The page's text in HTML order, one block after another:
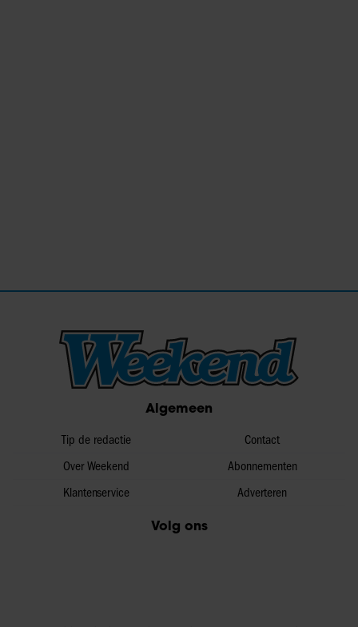
Algemeen
Tip de redactie
Over Weekend
Klantenservice
Contact
Abonnementen
Adverteren
Volg ons